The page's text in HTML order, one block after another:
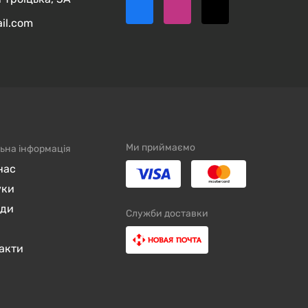
інформація Ми приймаємо
Служби доставки